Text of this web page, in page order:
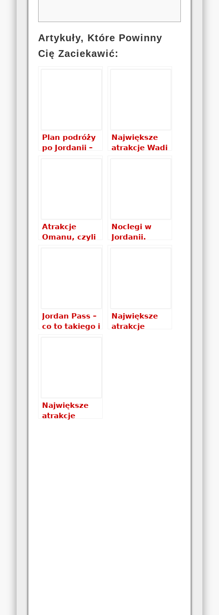
Artykuły, Które Powinny
Cię Zaciekawić:
Plan podróży
po Jordanii –
Największe
atrakcje Wadi
Atrakcje
Omanu, czyli
Noclegi w
Jordanii.
Jordan Pass –
co to takiego i
Największe
atrakcje
Największe
atrakcje